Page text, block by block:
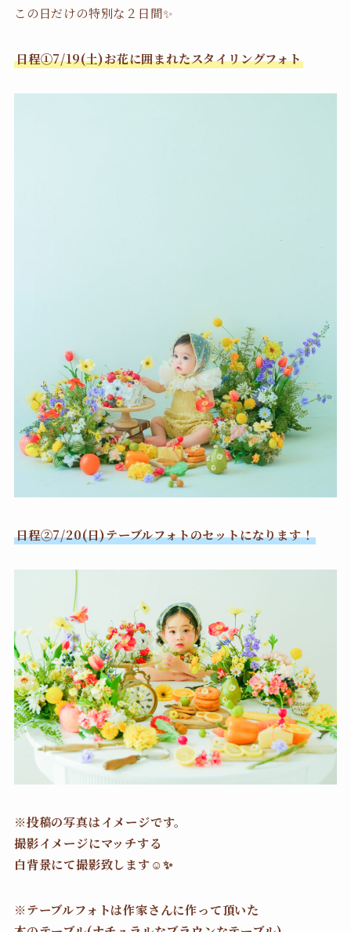
この日だけの特別な２日間✨
日程①7/19(土)お花に囲まれたスタイリングフォト
日程②7/20(日)テーブルフォトのセットになります！
※投稿の写真はイメージです。
撮影イメージにマッチする
白背景にて撮影致します☺️✨
※テーブルフォトは作家さんに作って頂いた